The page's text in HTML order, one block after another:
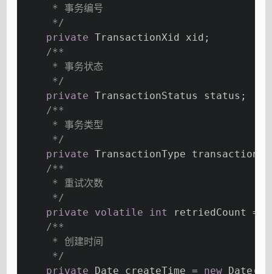
     * 事务编号
     */
private TransactionXid xid;
/**
     * 事务状态
     */
private TransactionStatus status;
/**
     * 事务类型
     */
private TransactionType
/**
     * 重试次数
     */
private
volatile int retriedCount =
/**
     * 创建时间
     */
private Date createTime = new Date();